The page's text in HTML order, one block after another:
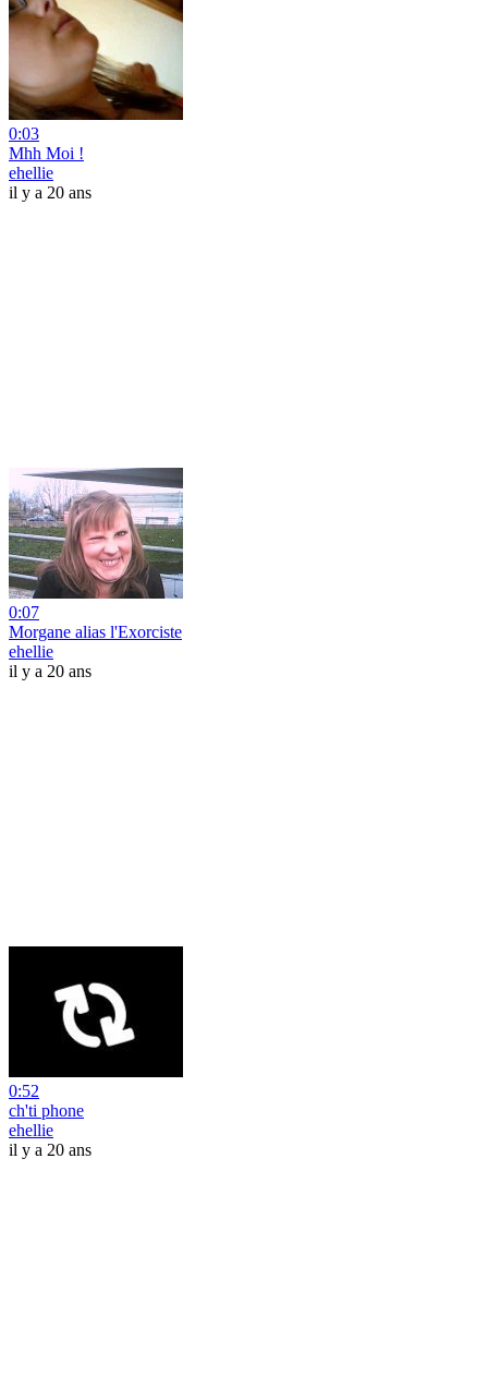
0:03
Mhh Moi !
ehellie
il y a 20 ans
0:07
Morgane alias l'Exorciste
ehellie
il y a 20 ans
0:52
ch'ti phone
ehellie
il y a 20 ans